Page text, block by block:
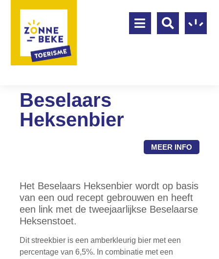
Beselaars
Heksenbier
MEER INFO
Het Beselaars Heksenbier wordt op basis
van een oud recept gebrouwen en heeft
een link met de tweejaarlijkse Beselaarse
Heksenstoet.
Dit streekbier is een amberkleurig bier met een
percentage van 6,5%. In combinatie met een